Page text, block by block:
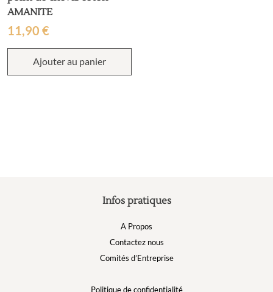
AMANITE
11,90 €
Ajouter au panier
Infos pratiques
A Propos
Contactez nous
Comités d’Entreprise
Politique de confidentialité